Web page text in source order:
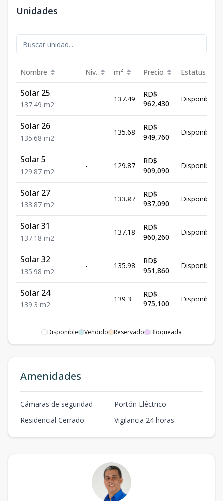
Unidades
Nombre Niv. m² Precio Estatus
Solar 25
137.49 m2
- 137.49
RD$
962,430
Disponible
Solar 26
135.68 m2
- 135.68
RD$
949,760
Disponible
Solar 5
129.87 m2
- 129.87
RD$
909,090
Disponible
Solar 27
133.87 m2
- 133.87
RD$
937,090
Disponible
Solar 31
137.18 m2
- 137.18
RD$
960,260
Disponible
Solar 32
135.98 m2
- 135.98
RD$
951,860
Disponible
Solar 24
139.3 m2
- 139.3
RD$
975,100
Disponible
Disponible Vendido Reservado Bloqueada
Amenidades
Cámaras de seguridad
Portón Eléctrico
Residencial Cerrado
Vigilancia 24 horas